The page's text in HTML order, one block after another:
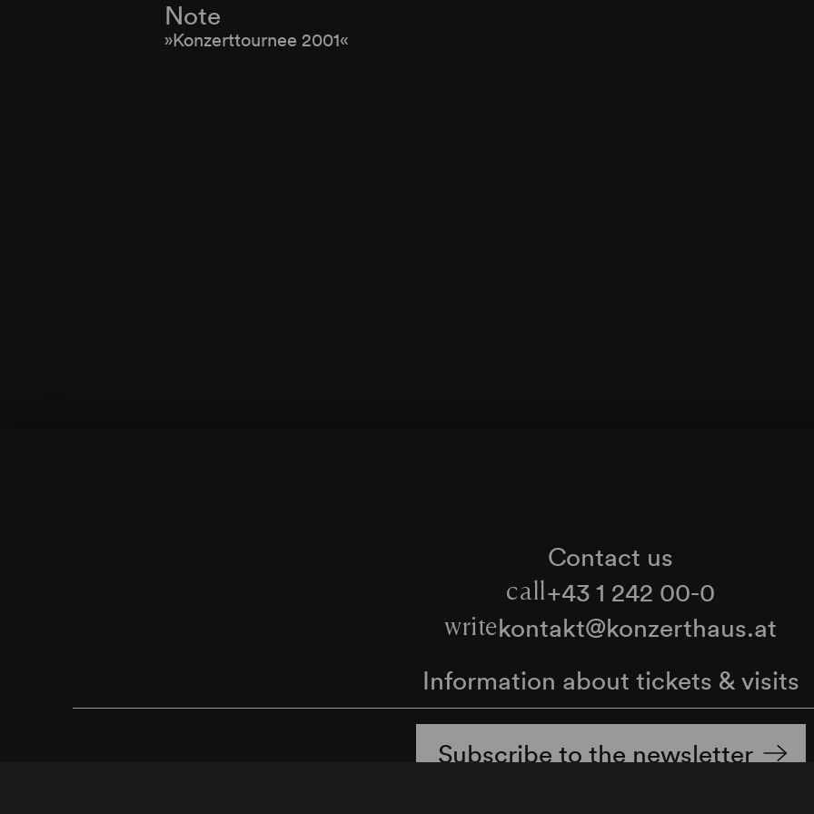
Note
»Konzerttournee 2001«
Contact us
call+43 1 242 00-0
writekontakt@konzerthaus.at
Information about tickets & visits
Subscribe to the newsletter